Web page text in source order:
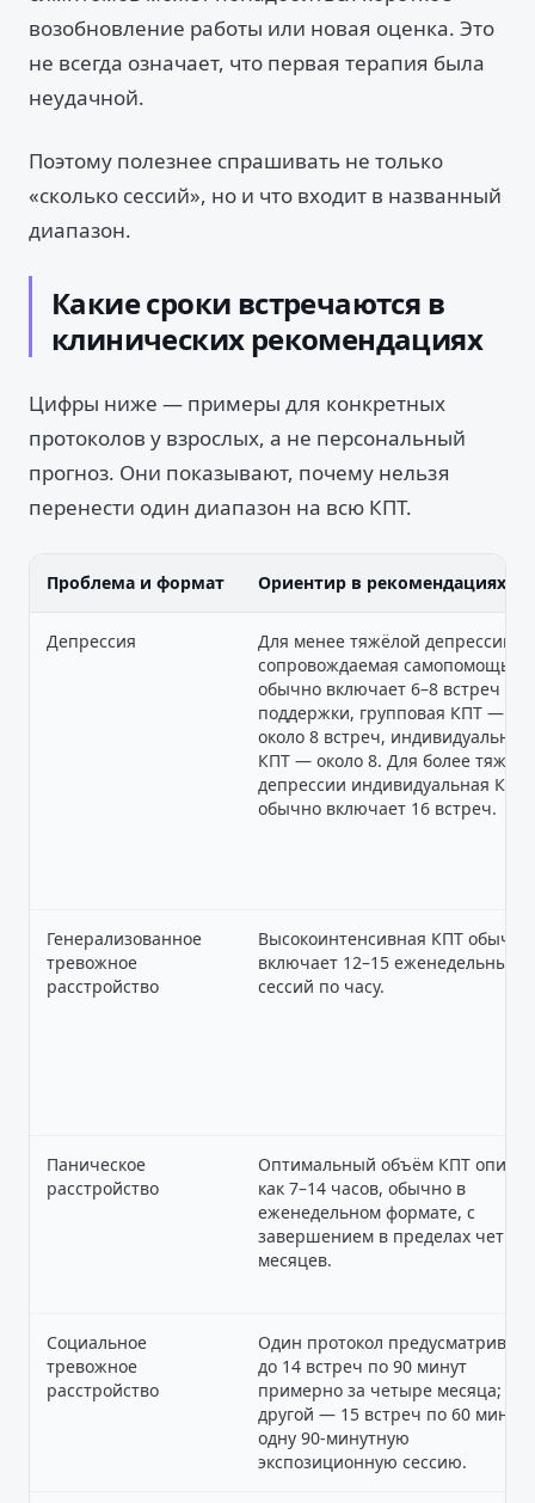
возобновление работы или новая оценка. Это
не всегда означает, что первая терапия была
неудачной.
Поэтому полезнее спрашивать не только
«сколько сессий», но и что входит в названный
диапазон.
Какие сроки встречаются в
клинических рекомендациях
Цифры ниже — примеры для конкретных
протоколов у взрослых, а не персональный
прогноз. Они показывают, почему нельзя
перенести один диапазон на всю КПТ.
Проблема и формат Ориентир в рекомендациях
Депрессия
Для менее тяжёлой депрессии
сопровождаемая самопомощь
обычно включает 6–8 встреч
поддержки, групповая КПТ —
около 8 встреч, индивидуальная
КПТ — около 8. Для более
депрессии индивидуальная КПТ
обычно включает 16 встреч.
Генерализованное
тревожное
расстройство
Высокоинтенсивная КПТ обычно
включает 12–15 еженедельных
сессий по часу.
Паническое
расстройство
Оптимальный объём КПТ описан
как 7–14 часов, обычно в
еженедельном формате, с
завершением в пределах
месяцев.
Социальное
тревожное
расстройство
Один протокол предусматривает
до 14 встреч по 90 минут
примерно за четыре месяца;
другой — 15 встреч по 60 минут
одну 90-минутную
экспозиционную сессию.